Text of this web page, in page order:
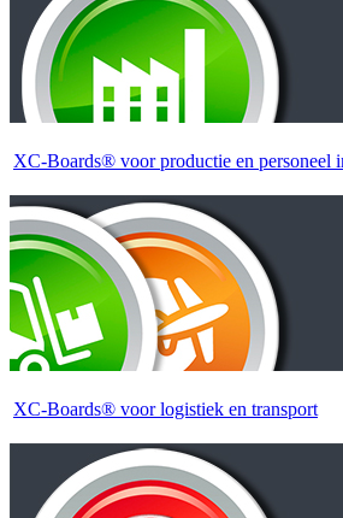
XC-Boards® voor productie en personeel
XC-Boards® voor logistiek en transport